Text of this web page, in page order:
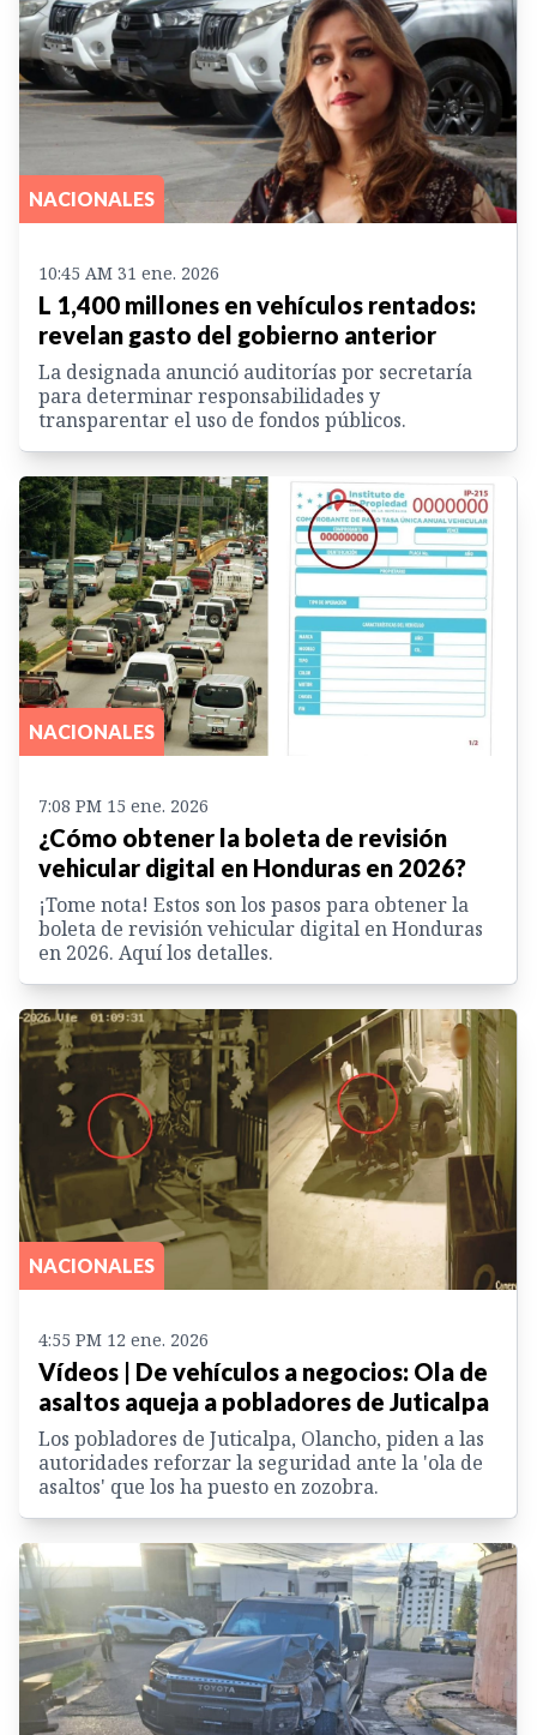
NACIONALES
10:45 AM 31 ene. 2026
L 1,400 millones en vehículos rentados:
revelan gasto del gobierno anterior
La designada anunció auditorías por secretaría
para determinar responsabilidades y
transparentar el uso de fondos públicos.
NACIONALES
7:08 PM 15 ene. 2026
¿Cómo obtener la boleta de revisión
vehicular digital en Honduras en 2026?
¡Tome nota! Estos son los pasos para obtener la
boleta de revisión vehicular digital en Honduras
en 2026. Aquí los detalles.
NACIONALES
4:55 PM 12 ene. 2026
Vídeos | De vehículos a negocios: Ola de
asaltos aqueja a pobladores de Juticalpa
Los pobladores de Juticalpa, Olancho, piden a las
autoridades reforzar la seguridad ante la 'ola de
asaltos' que los ha puesto en zozobra.